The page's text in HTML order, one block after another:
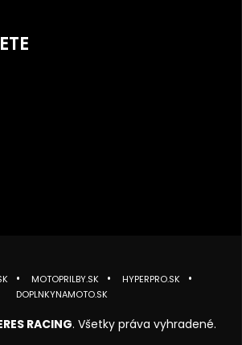
MOTOPRILBY.SK
HYPERPRO.SK
DOPLNKYNAMOTO.SK
RACING. Všetky práva vyhradené.